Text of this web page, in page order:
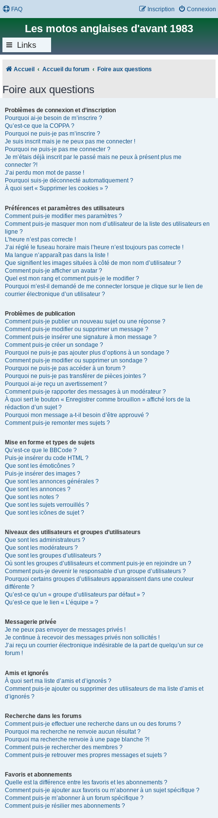
FAQ Connexion
Inscription
Les motos anglaises d'avant 1983
Links
Accueil Accueil du forum Foire aux questions
Foire aux questions
Problèmes de connexion et d’inscription
Pourquoi ai-je besoin de m’inscrire ?
Qu’est-ce que la COPPA ?
Pourquoi ne puis-je pas m’inscrire ?
Je suis inscrit mais je ne peux pas me connecter !
Pourquoi ne puis-je pas me connecter ?
Je m’étais déjà inscrit par le passé mais ne peux à présent plus me
connecter ?!
J’ai perdu mon mot de passe !
Pourquoi suis-je déconnecté automatiquement ?
À quoi sert « Supprimer les cookies » ?
Préférences et paramètres des utilisateurs
Comment puis-je modifier mes paramètres ?
Comment puis-je masquer mon nom d’utilisateur de la liste des utilisateurs en
ligne ?
L’heure n’est pas correcte !
J’ai réglé le fuseau horaire mais l’heure n’est toujours pas correcte !
Ma langue n’apparaît pas dans la liste !
Que signifient les images situées à côté de mon nom d’utilisateur ?
Comment puis-je afficher un avatar ?
Quel est mon rang et comment puis-je le modifier ?
Pourquoi m’est-il demandé de me connecter lorsque je clique sur le lien de
courrier électronique d’un utilisateur ?
Problèmes de publication
Comment puis-je publier un nouveau sujet ou une réponse ?
Comment puis-je modifier ou supprimer un message ?
Comment puis-je insérer une signature à mon message ?
Comment puis-je créer un sondage ?
Pourquoi ne puis-je pas ajouter plus d’options à un sondage ?
Comment puis-je modifier ou supprimer un sondage ?
Pourquoi ne puis-je pas accéder à un forum ?
Pourquoi ne puis-je pas transférer de pièces jointes ?
Pourquoi ai-je reçu un avertissement ?
Comment puis-je rapporter des messages à un modérateur ?
À quoi sert le bouton « Enregistrer comme brouillon » affiché lors de la
rédaction d’un sujet ?
Pourquoi mon message a-t-il besoin d’être approuvé ?
Comment puis-je remonter mes sujets ?
Mise en forme et types de sujets
Qu’est-ce que le BBCode ?
Puis-je insérer du code HTML ?
Que sont les émoticônes ?
Puis-je insérer des images ?
Que sont les annonces générales ?
Que sont les annonces ?
Que sont les notes ?
Que sont les sujets verrouillés ?
Que sont les icônes de sujet ?
Niveaux des utilisateurs et groupes d’utilisateurs
Que sont les administrateurs ?
Que sont les modérateurs ?
Que sont les groupes d’utilisateurs ?
Où sont les groupes d’utilisateurs et comment puis-je en rejoindre un ?
Comment puis-je devenir le responsable d’un groupe d’utilisateurs ?
Pourquoi certains groupes d’utilisateurs apparaissent dans une couleur
différente ?
Qu’est-ce qu’un « groupe d’utilisateurs par défaut » ?
Qu’est-ce que le lien « L’équipe » ?
Messagerie privée
Je ne peux pas envoyer de messages privés !
Je continue à recevoir des messages privés non sollicités !
J’ai reçu un courrier électronique indésirable de la part de quelqu’un sur ce
forum !
Amis et ignorés
À quoi sert ma liste d’amis et d’ignorés ?
Comment puis-je ajouter ou supprimer des utilisateurs de ma liste d’amis et
d’ignorés ?
Recherche dans les forums
Comment puis-je effectuer une recherche dans un ou des forums ?
Pourquoi ma recherche ne renvoie aucun résultat ?
Pourquoi ma recherche renvoie à une page blanche ?!
Comment puis-je rechercher des membres ?
Comment puis-je retrouver mes propres messages et sujets ?
Favoris et abonnements
Quelle est la différence entre les favoris et les abonnements ?
Comment puis-je ajouter aux favoris ou m’abonner à un sujet spécifique ?
Comment puis-je m’abonner à un forum spécifique ?
Comment puis-je résilier mes abonnements ?